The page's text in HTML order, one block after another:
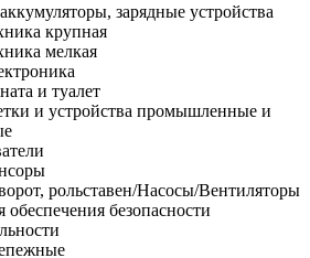
зарядные устройства
крупная
мелкая
и туалет
и устройства промышленные и
рольставен/Насосы/Вентиляторы
обеспечения безопасности